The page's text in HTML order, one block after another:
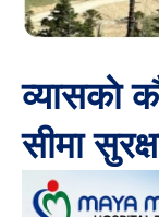
व्यासकाे
सीमा